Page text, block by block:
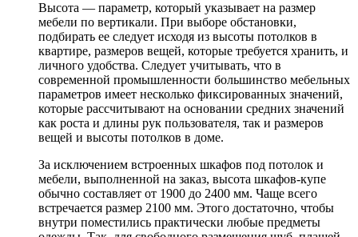
Высота — параметр, который указывает на размер
мебели по вертикали. При выборе обстановки,
подбирать ее следует исходя из высоты потолков в
квартире, размеров вещей, которые требуется хранить, и
личного удобства. Следует учитывать, что в
современной промышленности большинство мебельных
параметров имеет несколько фиксированных значений,
которые рассчитывают на основании средних значений
как роста и длины рук пользователя, так и размеров
вещей и высоты потолков в доме.
За исключением встроенных шкафов под потолок и
мебели, выполненной на заказ, высота шкафов-купе
обычно составляет от 1900 до 2400 мм. Чаще всего
встречается размер 2100 мм. Этого достаточно, чтобы
внутри поместились практически любые предметы